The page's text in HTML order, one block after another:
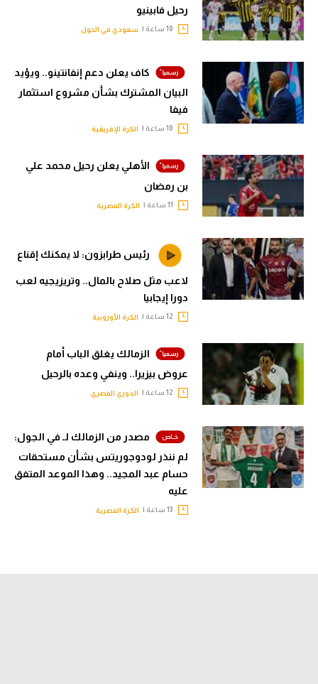
رحيل فابينيو
سعودي في الجول
كاف يعلن دعم إنفانتينو.. ويؤيد
البيان المشترك بشأن مشروع استثمار
فيفا
الكرة الإفريقية
الأهلي يعلن رحيل محمد علي
بن رمضان
الكرة المصرية
رئيس طرابزون: لا يمكنك إقناع
لاعب مثل صلاح بالمال.. وتريزيجيه لعب
دورا إيجابيا
الكرة الأوروبية
الزمالك يغلق الباب أمام
عروض بيزيرا.. وينفي وعده بالرحيل
الدوري المصري
مصدر من الزمالك لـ في الجول:
لم ننذر لودوجوريتس بشأن مستحقات
حسام عبد المجيد.. وهذا الموعد المتفق
عليه
الكرة المصرية